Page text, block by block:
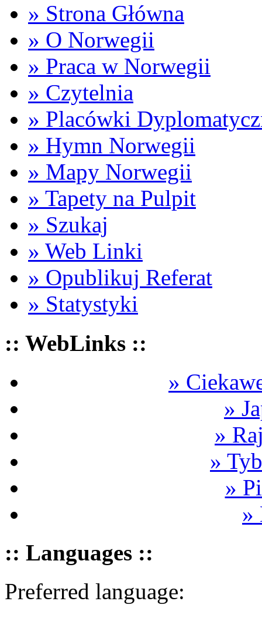
» Strona Główna
» O Norwegii
» Praca w Norwegii
» Czytelnia
» Placówki
» Hymn Norwegii
» Mapy Norwegii
» Tapety na Pulpit
» Szukaj
» Web Linki
» Opublikuj Referat
» Statystyki
:: WebLinks ::
»
»
»
»
»
»
:: Languages ::
Preferred language: